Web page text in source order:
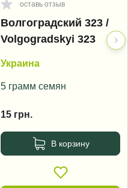
оставь отзыв
Волгоградский 323 /
Volgogradskyi 323
Украина
5 грамм семян
15 грн.
В корзину